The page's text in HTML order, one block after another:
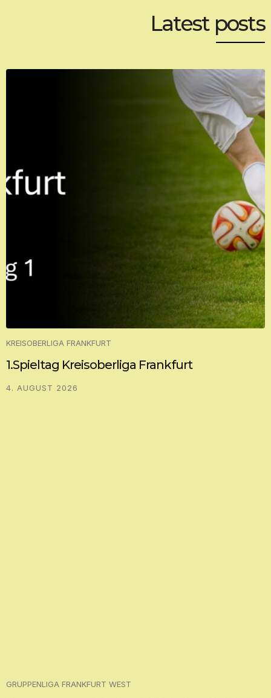
Latest posts
KREISOBERLIGA FRANKFURT
1.Spieltag Kreisoberliga Frankfurt
4. AUGUST 2026
GRUPPENLIGA FRANKFURT WEST